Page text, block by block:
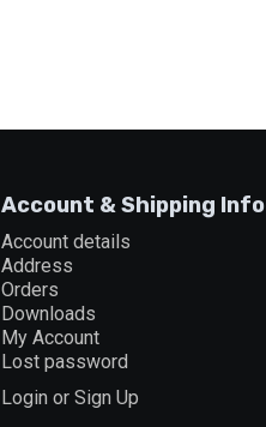
Account & Shipping Info
Account details
Address
Orders
Downloads
My Account
Lost password
Login or Sign Up